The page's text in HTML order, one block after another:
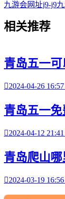
九游会网址j9-j9
相关推荐
青岛五一可
2024-04-26 16:57
青岛五一
2024-04-12 21:41
青岛爬山
2024-03-19 16:56